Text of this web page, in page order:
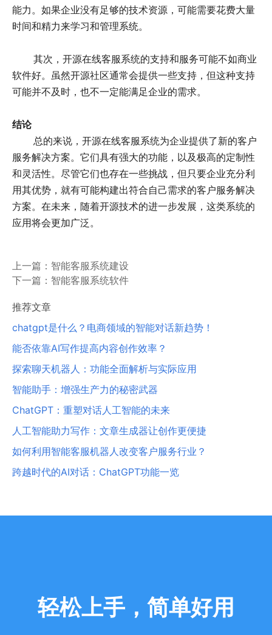
能力。如果企业没有足够的技术资源，可能需要花费大量
时间和精力来学习和管理系统。
其次，开源在线客服系统的支持和服务可能不如商业
软件好。虽然开源社区通常会提供一些支持，但这种支持
可能并不及时，也不一定能满足企业的需求。
结论
总的来说，开源在线客服系统为企业提供了新的客户
服务解决方案。它们具有强大的功能，以及极高的定制性
和灵活性。尽管它们也存在一些挑战，但只要企业充分利
用其优势，就有可能构建出符合自己需求的客户服务解决
方案。在未来，随着开源技术的进一步发展，这类系统的
应用将会更加广泛。
上一篇： 智能客服系统建设
下一篇： 智能客服系统软件
推荐文章
chatgpt是什么？电商领域的智能对话新趋势！
能否依靠AI写作提高内容创作效率？
探索聊天机器人：功能全面解析与实际应用
智能助手：增强生产力的秘密武器
ChatGPT：重塑对话人工智能的未来
人工智能助力写作：文章生成器让创作更便捷
如何利用智能客服机器人改变客户服务行业？
跨越时代的AI对话：ChatGPT功能一览
轻松上手，简单好用